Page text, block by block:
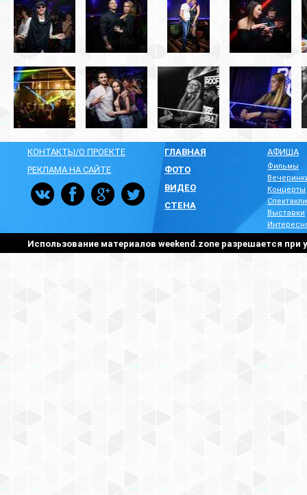
КОНТАКТЫ/О ПРОЕКТЕ
РЕКЛАМА НА САЙТЕ
ГЛАВНАЯ
ФОТО
ВИДЕО
СТЕНА
АФИША
Фильмы
Концерты
Спектакли
Выставки
Использование материалов weekend.zone разрешается